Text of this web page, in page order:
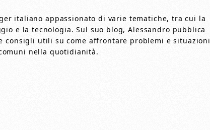
italiano appassionato di varie tematiche, tra cui la
e la tecnologia. Sul suo blog, Alessandro pubblica
consigli utili su come affrontare problemi e situazioni
nella quotidianità.